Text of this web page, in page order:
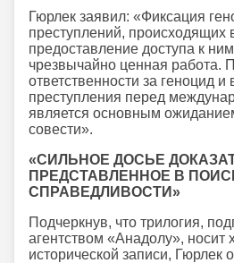
Гюрлек заявил: «Фиксация
преступлений, происходящих
предоставление доступа к
чрезвычайно ценная работа.
ответственности за геноцид
преступления перед
является основным
совести».
«СИЛЬНОЕ ДОСЬЕ
ПРЕДСТАВЛЕННОЕ В
СПРАВЕДЛИВОСТИ»
Подчеркнув, что трилогия,
агентством «Анадолу», носит
исторической записи, Гюрлек